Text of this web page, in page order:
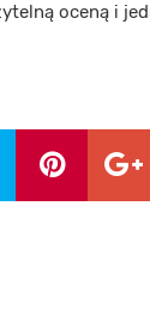
oceną i